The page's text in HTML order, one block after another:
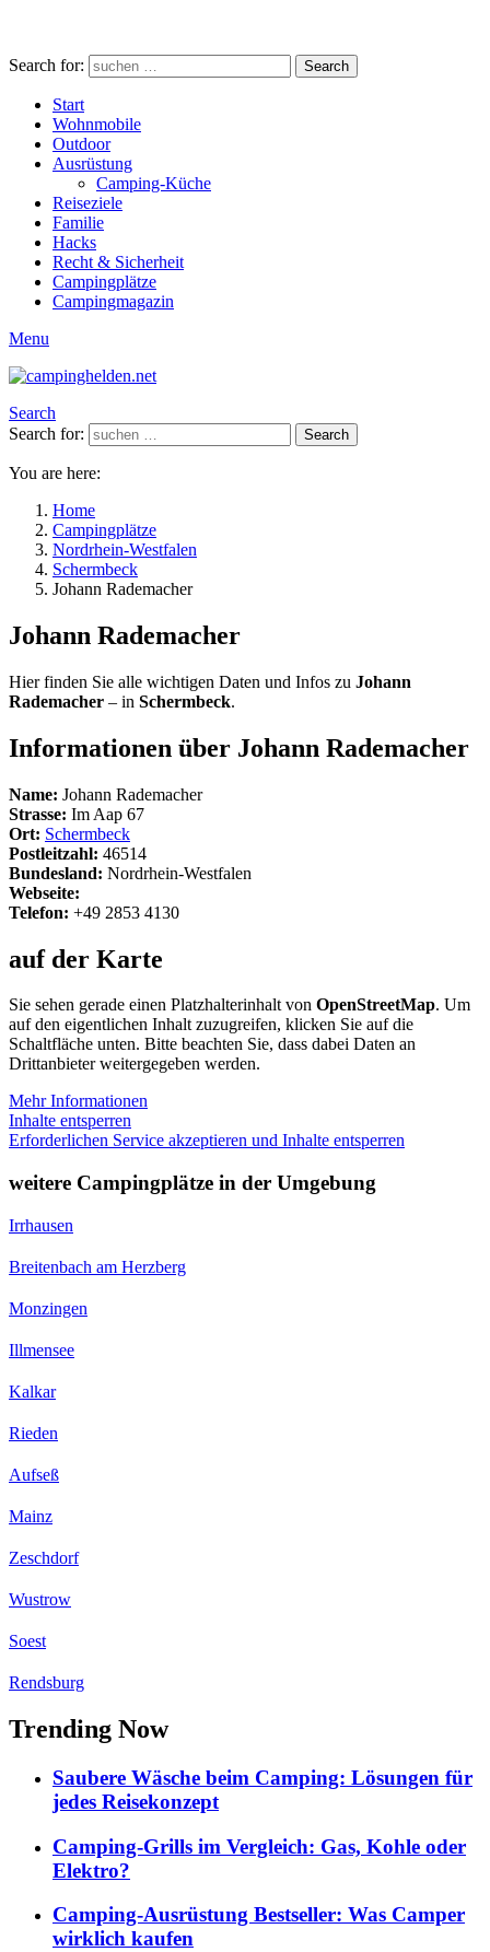
Search for: Search
Start
Wohnmobile
Outdoor
Ausrüstung
Camping-Küche
Reiseziele
Familie
Hacks
Recht & Sicherheit
Campingplätze
Campingmagazin
Menu
Search
Search for:
Search
You are here:
Home
Campingplätze
Nordrhein-Westfalen
Schermbeck
Johann Rademacher
Johann Rademacher
Hier finden Sie alle wichtigen Daten und Infos zu Johann
Rademacher – in Schermbeck.
Informationen über Johann Rademacher
Name: Johann Rademacher
Strasse: Im Aap 67
Ort: Schermbeck
Postleitzahl: 46514
Bundesland: Nordrhein-Westfalen
Webseite:
Telefon: +49 2853 4130
auf der Karte
Sie sehen gerade einen Platzhalterinhalt von OpenStreetMap. Um
auf den eigentlichen Inhalt zuzugreifen, klicken Sie auf die
Schaltfläche unten. Bitte beachten Sie, dass dabei Daten an
Drittanbieter weitergegeben werden.
Mehr Informationen
Inhalte entsperren
Erforderlichen Service akzeptieren und Inhalte entsperren
weitere Campingplätze in der Umgebung
Irrhausen
Breitenbach am Herzberg
Monzingen
Illmensee
Kalkar
Rieden
Aufseß
Mainz
Zeschdorf
Wustrow
Soest
Rendsburg
Trending Now
Saubere Wäsche beim Camping: Lösungen für
jedes Reisekonzept
Camping-Grills im Vergleich: Gas, Kohle oder
Elektro?
Camping-Ausrüstung Bestseller: Was Camper
wirklich kaufen